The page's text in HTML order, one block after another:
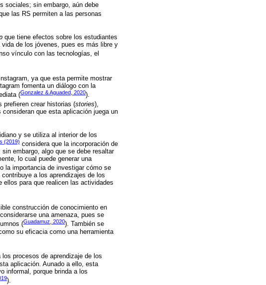
sociales; sin embargo, aún debe
las RS permiten a las personas
que tiene efectos sobre los estudiantes
de los jóvenes, pues es más libre y
vínculo con las tecnologías, el
ya que esta permite mostrar
fomenta un diálogo con la
(Gonzalez & Aguaded, 2020).
prefieren crear historias (stories),
que esta aplicación juega un
y se utiliza al interior de los
(2019) considera que la incorporación de
embargo, algo que se debe resaltar
lo cual puede generar una
la importancia de investigar cómo se
a los aprendizajes de los
para que realicen las actividades
construcción de conocimiento en
una amenaza, pues se
(Guadamuz, 2020). También se
su eficacia como una herramienta
procesos de aprendizaje de los
aplicación. Aunado a ello, esta
informal, porque brinda a los
).